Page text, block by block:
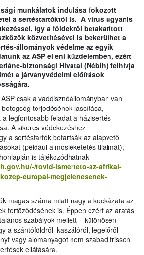
munkálatok indulása fokozott
a sertéstartóktól is. A vírus ugyanis
így a földekről betakarított
közvetítésével is bekerülhet a
állományok védelme az egyik
az ASP elleni küzdelemben, ezért
biztonsági Hivatal (Nébih) felhívja
a járványvédelmi előírások
csak a vaddisznóállományban van
terjedésének lassítása,
legfontosabb feladat a házisertés-
A sikeres védekezéshez
a sertéstartók betartsák az alapvető
(például a mosléketetés tilalmát),
is tájékozódhatnak
rovid-ismerteto-az-afrikai-
europai-megjelenesenek-
magas száma miatt nagy a kockázata az
fertőződésének is. Éppen ezért az aratás
szabályok mellett – különösen
a szántóföldről, kaszálóról, legelőről
vagy alomanyagot nem szabad frissen
ellátására.